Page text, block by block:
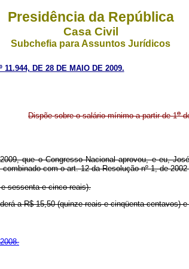
Presidência da República
Casa Civil
Subchefia para Assuntos Jurídicos
11.944, DE 28 DE MAIO DE 2009.
Dispõe sobre o salário mínimo a partir de 1o
que o Congresso Nacional aprovou, e eu,
com o art. 12 da Resolução nº 1, de
sessenta e cinco reais).
a R$ 15,50 (quinze reais e cinqüenta centavos)